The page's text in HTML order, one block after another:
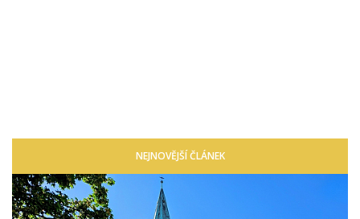
NEJNOVĚJŠÍ ČLÁNEK